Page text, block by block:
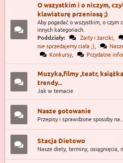
O wszystkim i o niczym,
klawiaturę przeniosą ;)
Aby pogadać o wszystkim, o czym
innych kategoriach.
Poddziały:
Żarty i żarciki
nie sprzedajemy ciała ;)
Konkursy, Przydatne
Muzyka,filmy ,teatr,
trendy...
Jak w temacie
Nasze gotowanie
Przepisy i sprawdzone sposoby na....
Stacja Dietowo
Nasze diety, terminy, osiągnięcia,